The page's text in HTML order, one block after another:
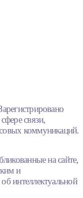
связи,
коммуникаций.
на сайте,
и
интеллектуальной